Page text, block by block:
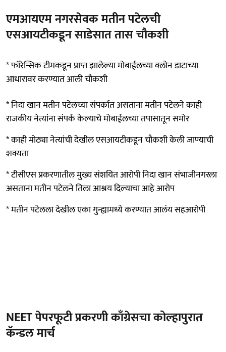
एमआयएम नगरसेवक मतीन पटेलची
एसआयटीकडून साडेसात तास चौकशी
* फॉरेन्सिक टीमकडून प्राप्त झालेल्या मोबाईलच्या क्लोन डाटाच्या
आधारावर करण्यात आली चौकशी
* निदा खान मतीन पटेलच्या संपर्कात असताना मतीन पटेलने काही
राजकीय नेत्यांना संपर्क केल्याचे मोबाईलच्या तपासातून समोर
* काही मोठ्या नेत्यांची देखील एसआयटीकडून चौकशी केली जाण्याची
शक्यता
* टीसीएस प्रकरणातील मुख्य संशयित आरोपी निदा खान संभाजीनगरला
असताना मतीन पटेलने तिला आश्रय दिल्याचा आहे आरोप
* मतीन पटेलला देखील एका गुन्ह्यामध्ये करण्यात आलंय सहआरोपी
NEET पेपरफूटी प्रकरणी काँग्रेसचा कोल्हापुरात
कॅन्डल मार्च